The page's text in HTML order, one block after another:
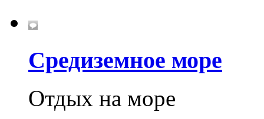
Средиземное море
Отдых на море